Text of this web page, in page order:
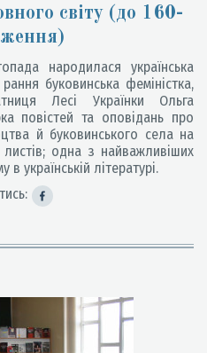
світу (до 160-
народилася українська
буковинська феміністка,
Лесі Українки Ольга
повістей та оповідань про
й буковинського села на
одна з найважливіших
українській літературі.